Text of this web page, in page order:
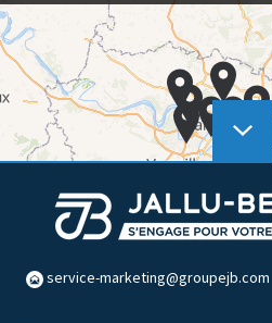
service-marketing@groupejb.com